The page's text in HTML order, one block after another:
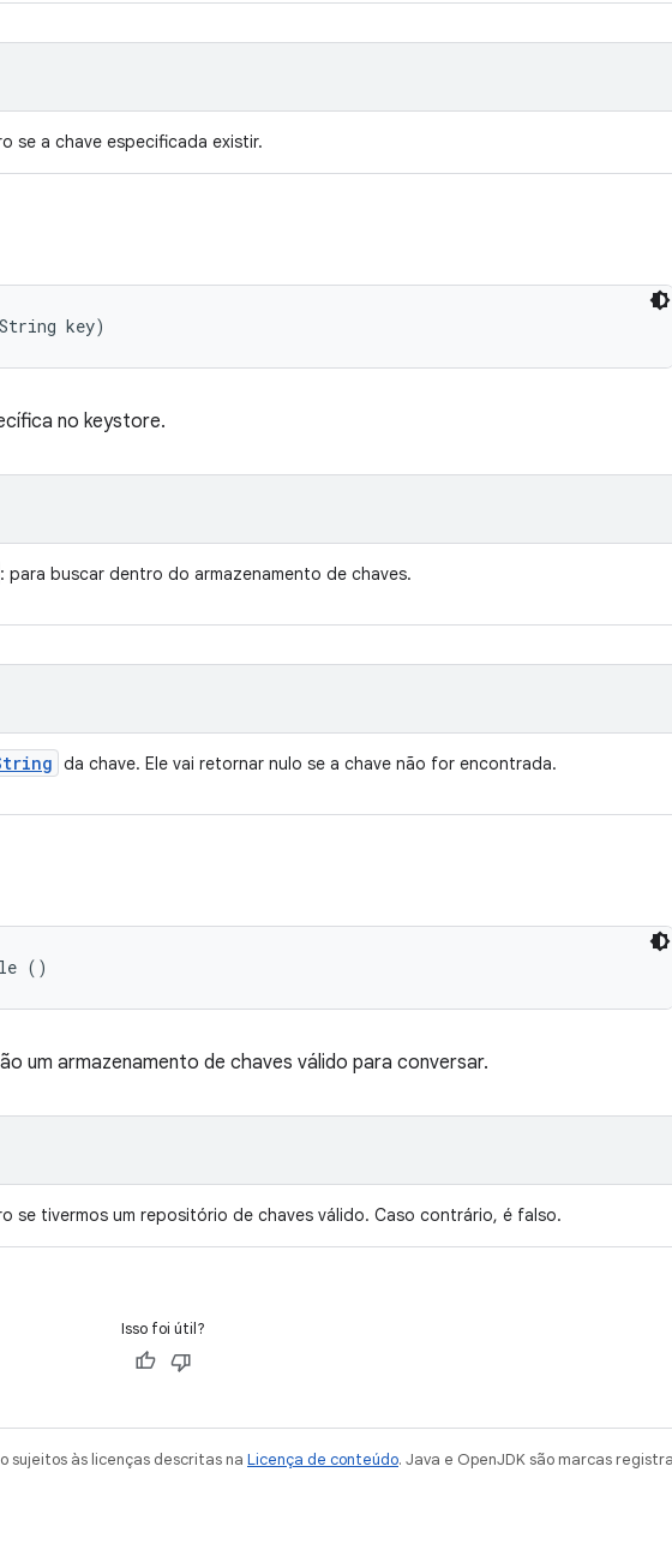
se a chave especificada existir.
key)
no keystore.
: para buscar dentro do armazenamento de chaves.
da chave. Ele vai retornar nulo se a chave não for encontrada.
()
um armazenamento de chaves válido para conversar.
se tivermos um repositório de chaves válido. Caso contrário, é falso.
Isso foi útil?
sujeitos às licenças descritas na Licença de conteúdo. Java e OpenJDK são marcas